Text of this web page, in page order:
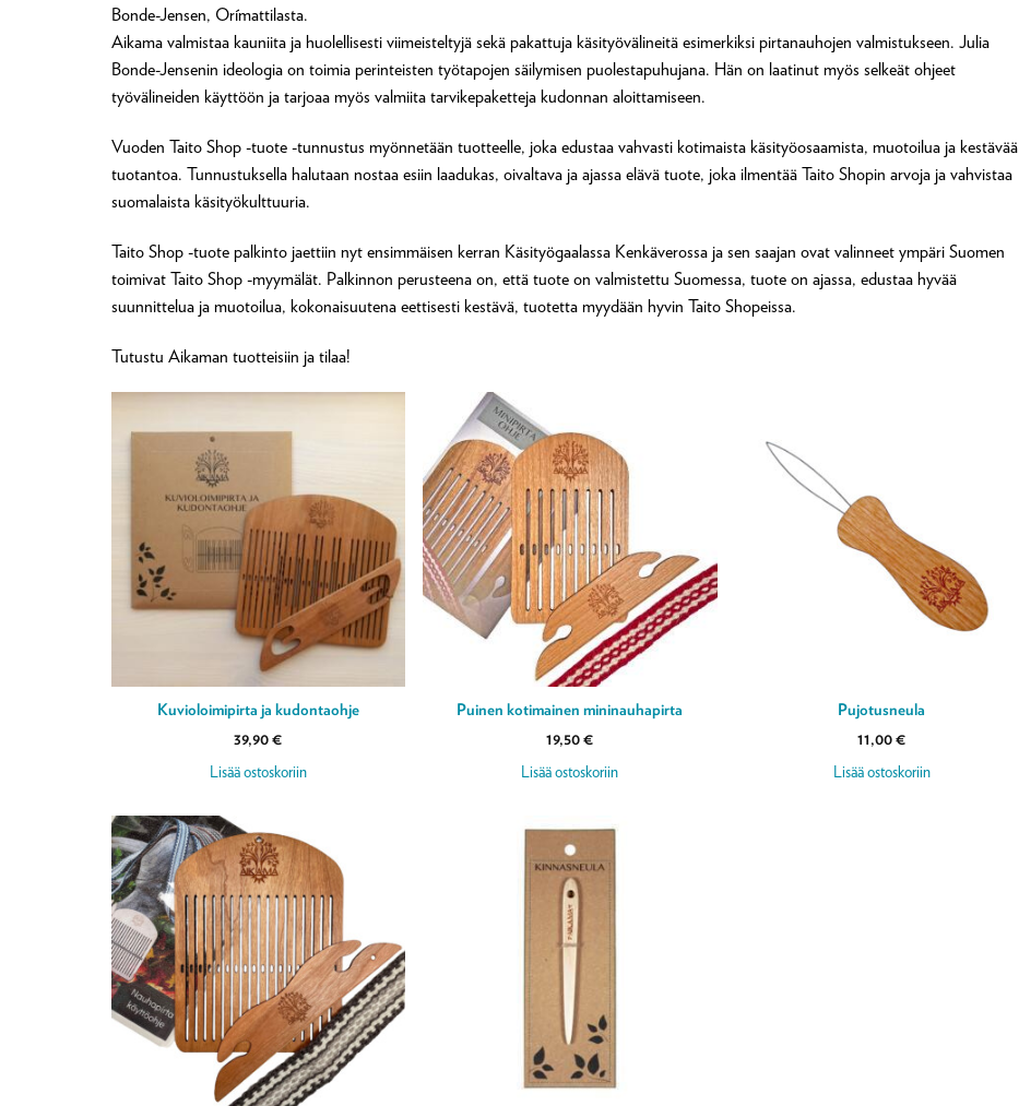
Bonde-Jensen, Orímattilasta.
Aikama valmistaa kauniita ja huolellisesti viimeisteltyjä sekä pakattuja käsityövälineitä esimerkiksi pirtanauhojen valmistukseen. Julia
Bonde-Jensenin ideologia on toimia perinteisten työtapojen säilymisen puolestapuhujana. Hän on laatinut myös selkeät ohjeet
työvälineiden käyttöön ja tarjoaa myös valmiita tarvikepaketteja kudonnan aloittamiseen.
Vuoden Taito Shop -tuote -tunnustus myönnetään tuotteelle, joka edustaa vahvasti kotimaista käsityöosaamista, muotoilua ja kestävää
tuotantoa. Tunnustuksella halutaan nostaa esiin laadukas, oivaltava ja ajassa elävä tuote, joka ilmentää Taito Shopin arvoja ja vahvistaa
suomalaista käsityökulttuuria.
Taito Shop -tuote palkinto jaettiin nyt ensimmäisen kerran Käsityögaalassa Kenkäverossa ja sen saajan ovat valinneet ympäri Suomen
toimivat Taito Shop -myymälät. Palkinnon perusteena on, että tuote on valmistettu Suomessa, tuote on ajassa, edustaa hyvää
suunnittelua ja muotoilua, kokonaisuutena eettisesti kestävä, tuotetta myydään hyvin Taito Shopeissa.
Tutustu Aikaman tuotteisiin ja tilaa!
Kuvioloimipirta ja kudontaohje
39,90€
Lisää ostoskoriin
Puinen kotimainen mininauhapirta
19,50€
Lisää ostoskoriin
Pujotusneula
11,00€
Lisää ostoskoriin